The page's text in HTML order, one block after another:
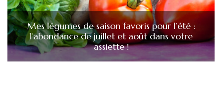
Mes légumes de saison favoris pour l’été :
l’abondance de juillet et août dans votre
assiette !